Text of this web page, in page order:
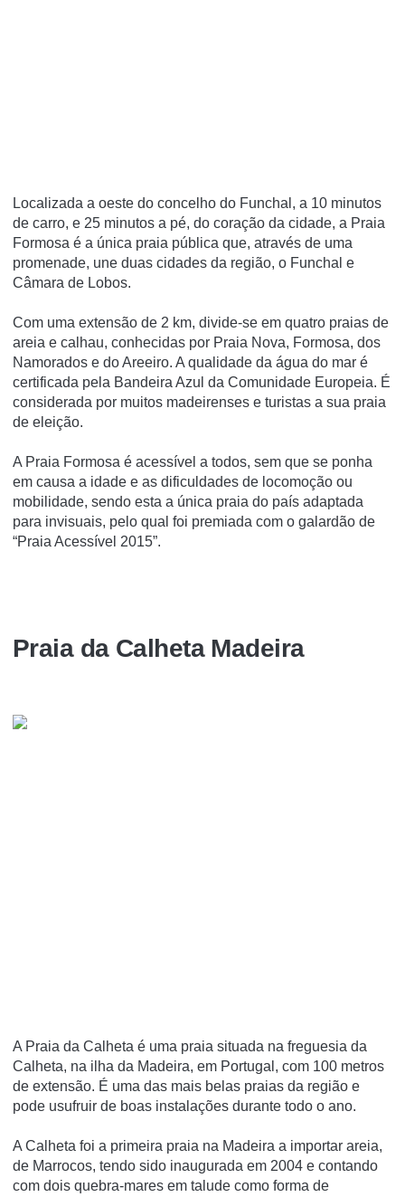
Localizada a oeste do concelho do Funchal, a 10 minutos
de carro, e 25 minutos a pé, do coração da cidade, a Praia
Formosa é a única praia pública que, através de uma
promenade, une duas cidades da região, o Funchal e
Câmara de Lobos.
Com uma extensão de 2 km, divide-se em quatro praias de
areia e calhau, conhecidas por Praia Nova, Formosa, dos
Namorados e do Areeiro. A qualidade da água do mar é
certificada pela Bandeira Azul da Comunidade Europeia. É
considerada por muitos madeirenses e turistas a sua praia
de eleição.
A Praia Formosa é acessível a todos, sem que se ponha
em causa a idade e as dificuldades de locomoção ou
mobilidade, sendo esta a única praia do país adaptada
para invisuais, pelo qual foi premiada com o galardão de
“Praia Acessível 2015”.
Praia da Calheta Madeira
A Praia da Calheta é uma praia situada na freguesia da
Calheta, na ilha da Madeira, em Portugal, com 100 metros
de extensão. É uma das mais belas praias da região e
pode usufruir de boas instalações durante todo o ano.
A Calheta foi a primeira praia na Madeira a importar areia,
de Marrocos, tendo sido inaugurada em 2004 e contando
com dois quebra-mares em talude como forma de